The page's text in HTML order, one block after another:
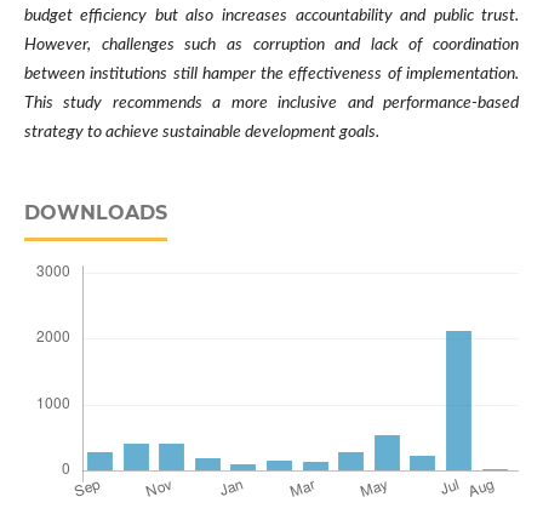
budget efficiency but also increases accountability and public trust.
However, challenges such as corruption and lack of coordination
between institutions still hamper the effectiveness of implementation.
This study recommends a more inclusive and performance-based
strategy to achieve sustainable development goals.
DOWNLOADS